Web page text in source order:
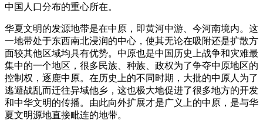
中国人口分布的重心所在。
华夏文明的发源地带是在中原，即黄河中游、今河南境内。这
一地带处于东西南北浸润的中心，使其无论在吸附还是扩散方
面较其他区域均具有优势。中原也是中国历史上战争和灾难最
集中的一个地区，很多民族、种族、政权为了争夺中原地区的
控制权，逐鹿中原。在历史上的不同时期，大批的中原人为了
逃避战乱而迁往异域他乡，这也极大地促进了很多地方的开发
和中华文明的传播。由此向外扩展才是广义上的中原，是与华
夏文明源地直接毗连的地带。